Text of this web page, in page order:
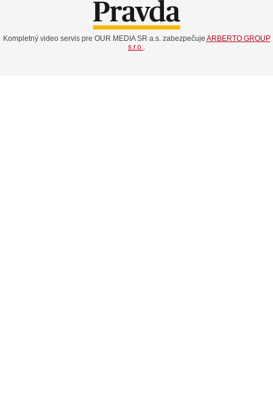
Kompletný video servis pre OUR MEDIA SR a.s. zabezpečuje ARBERTO GROUP
s.r.o.